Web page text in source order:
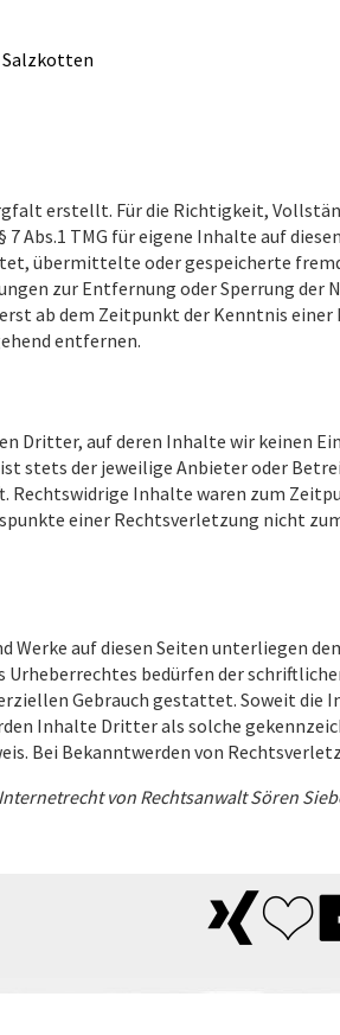
Salzkotten
erstellt. Für die Richtigkeit,
Abs.1 TMG für eigene Inhalte auf
übermittelte oder gespeicherte
zur Entfernung oder Sperrung
ab dem Zeitpunkt der Kenntnis
entfernen.
Dritter, auf deren Inhalte wir keinen
stets der jeweilige Anbieter oder
Rechtswidrige Inhalte waren zum
einer Rechtsverletzung nicht
auf diesen Seiten unterliegen
Urheberrechtes bedürfen der
Gebrauch gestattet. Soweit
Inhalte Dritter als solche
Bei Bekanntwerden von
von Rechtsanwalt Sören